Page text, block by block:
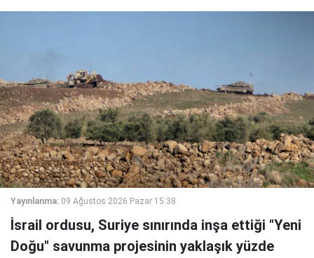
Yayınlanma: 09 Ağustos 2026 Pazar 15:38
İsrail ordusu, Suriye sınırında inşa ettiği "Yeni
Doğu" savunma projesinin yaklaşık yüzde